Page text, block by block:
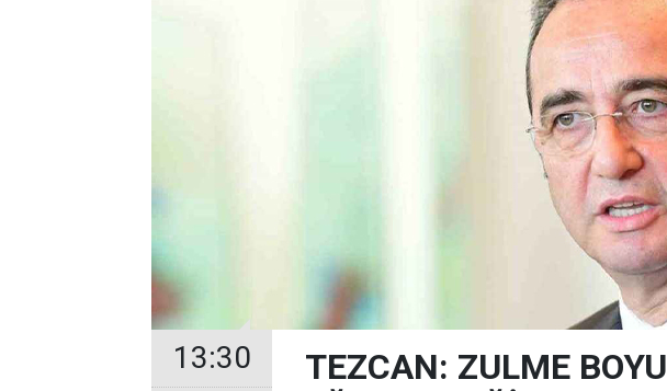
13:30
TEZCAN: ZULME